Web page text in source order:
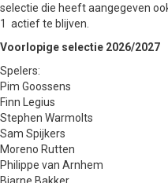
selectie die heeft aangegeven
1 actief te blijven.
Voorlopige selectie 2026/2027
Spelers:
Pim Goossens
Finn Legius
Stephen Warmolts
Sam Spijkers
Moreno Rutten
Philippe van Arnhem